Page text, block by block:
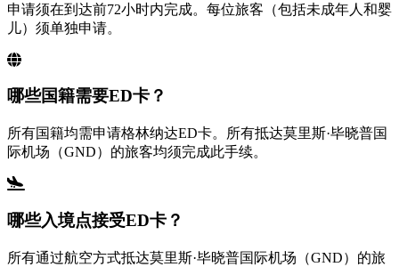
申请须在到达前72小时内完成。每位旅客（包括未成年人和婴
儿）须单独申请。
哪些国籍需要ED卡？
所有国籍均需申请格林纳达ED卡。所有抵达莫里斯·毕晓普国
际机场（GND）的旅客均须完成此手续。
哪些入境点接受ED卡？
所有通过航空方式抵达莫里斯·毕晓普国际机场（GND）的旅